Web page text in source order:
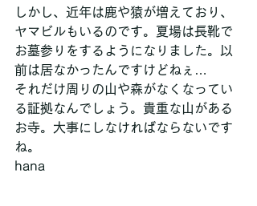
しかし、近年は鹿や猿が増えており、
ヤマビルもいるのです。夏場は長靴で
お墓参りをするようになりました。以
前は居なかったんですけどねぇ…
それだけ周りの山や森がなくなってい
る証拠なんでしょう。貴重な山がある
お寺。大事にしなければならないです
ね。
hana